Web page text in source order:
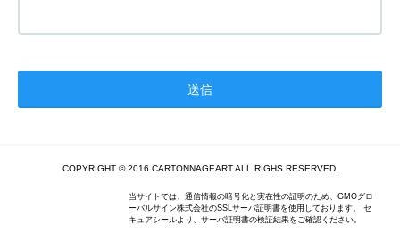
COPYRIGHT © 2016 CARTONNAGEART ALL RIGHS RESERVED.
当サイトでは、通信情報の暗号化と実在性の証明のため、GMOグロ
ーバルサイン株式会社のSSLサーバ証明書を使用しております。 セ
キュアシールより、サーバ証明書の検証結果をご確認ください。